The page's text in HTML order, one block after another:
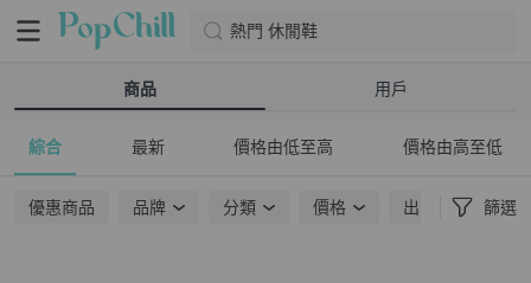
熱門 休閒鞋
商品 用戶
綜合 最新 價格由低至高 價格由高至低
優惠商品 品牌 分類 價格 出貨地點 篩選